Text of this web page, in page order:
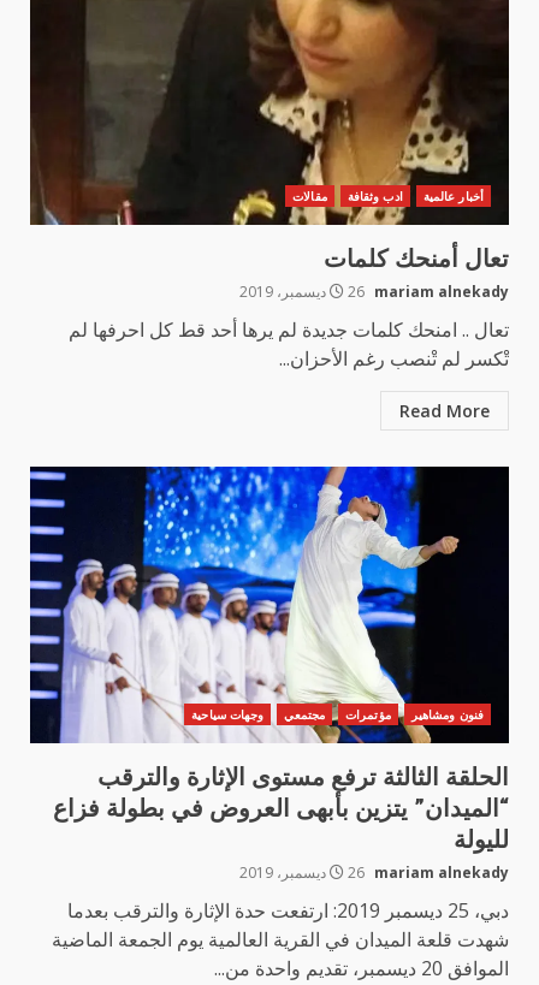
أخبار عالمية ادب وثقافة مقالات
تعال أمنحك كلمات
mariam alnekady 26 ديسمبر، 2019
تعال .. امنحك كلمات جديدة لم يرها أحد قط كل احرفها لم
تْكسر لم تْنصب رغم الأحزان...
Read More
فنون ومشاهير مؤتمرات مجتمعي وجهات سياحية
الحلقة الثالثة ترفع مستوى الإثارة والترقب
“الميدان” يتزين بأبهى العروض في بطولة فزاع
لليولة
mariam alnekady 26 ديسمبر، 2019
دبي، 25 ديسمبر 2019: ارتفعت حدة الإثارة والترقب بعدما
شهدت قلعة الميدان في القرية العالمية يوم الجمعة الماضية
الموافق 20 ديسمبر، تقديم واحدة من...